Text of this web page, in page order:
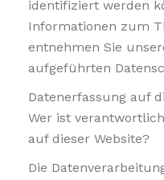
identifiziert werden
Informationen zum
entnehmen Sie
aufgeführten
Datenerfassung auf
Wer ist
auf dieser Website?
Die